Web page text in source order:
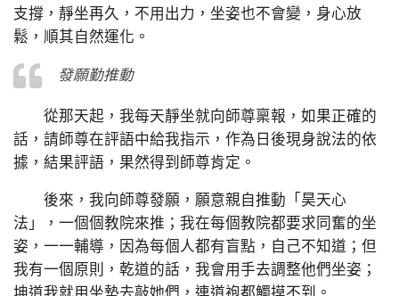
支撐，靜坐再久，不用出力，坐姿也不會變，身心放
鬆，順其自然運化。
發願勤推動
從那天起，我每天靜坐就向師尊稟報，如果正確的
話，請師尊在評語中給我指示，作為日後現身說法的依
據，結果評語，果然得到師尊肯定。
後來，我向師尊發願，願意親自推動「昊天心
法」，一個個教院來推；我在每個教院都要求同奮的坐
姿，一一輔導，因為每個人都有盲點，自己不知道；但
我有一個原則，乾道的話，我會用手去調整他們坐姿；